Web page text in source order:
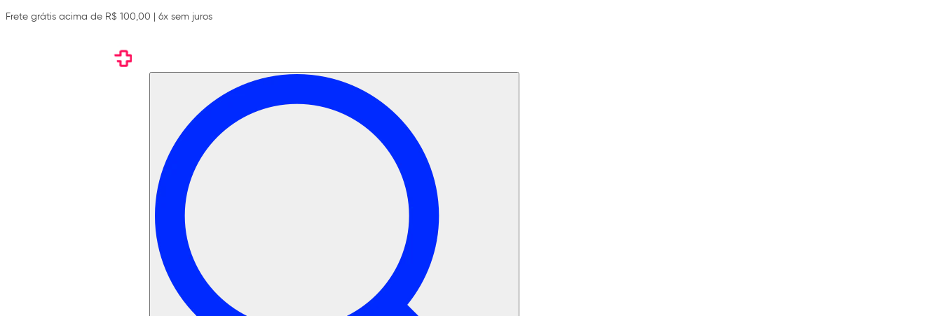
Frete grátis acima de R$ 100,00 | 6x sem juros